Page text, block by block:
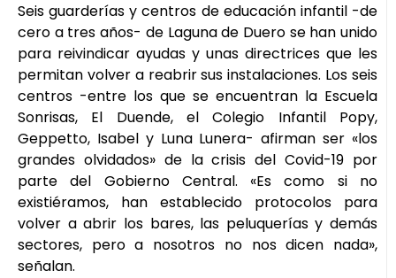
Seis guarderías y centros de educación infantil -de
cero a tres años- de Laguna de Duero se han unido
para reivindicar ayudas y unas directrices que les
permitan volver a reabrir sus instalaciones. Los seis
centros -entre los que se encuentran la Escuela
Sonrisas, El Duende, el Colegio Infantil Popy,
Geppetto, Isabel y Luna Lunera- afirman ser «los
grandes olvidados» de la crisis del Covid-19 por
parte del Gobierno Central. «Es como si no
existiéramos, han establecido protocolos para
volver a abrir los bares, las peluquerías y demás
sectores, pero a nosotros no nos dicen nada»,
señalan.